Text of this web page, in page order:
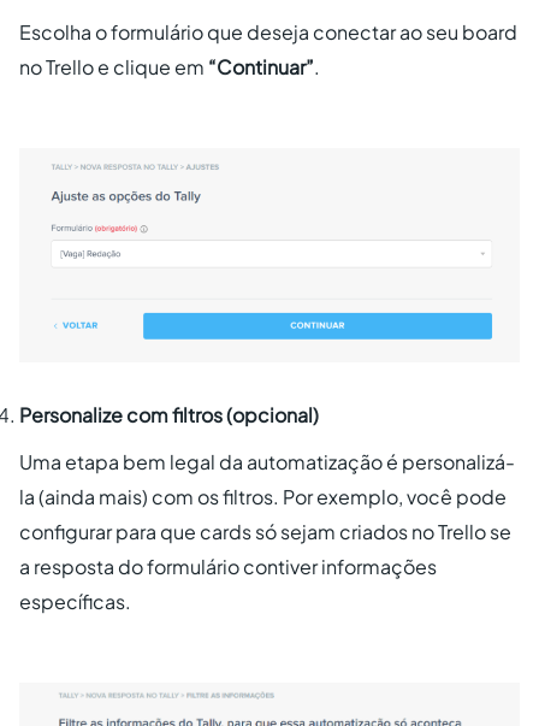
Escolha o formulário que deseja conectar ao seu board
no Trello e clique em “Continuar”.
Personalize com filtros (opcional)
Uma etapa bem legal da automatização é personalizá-
la (ainda mais) com os filtros. Por exemplo, você pode
configurar para que cards só sejam criados no Trello se
a resposta do formulário contiver informações
específicas.